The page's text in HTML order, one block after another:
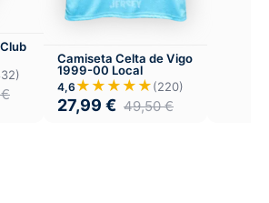
€
Camiseta Celta de Vigo
1999-00 Local
4,6 ★★★★★(220)
27,99 € 49,50€